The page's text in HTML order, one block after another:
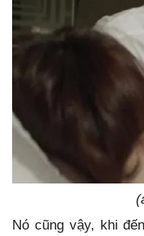
Nó cũng vậy, khi